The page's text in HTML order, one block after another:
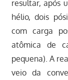
resultar, após
hélio, dois
com carga
atômica de
pequena). A
veio da